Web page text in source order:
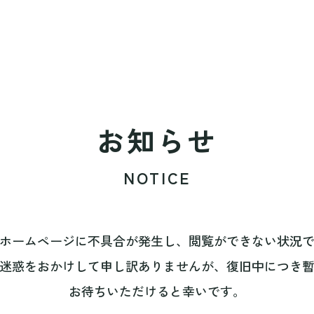
お知らせ
NOTICE
ームページに不具合が発生し、閲覧ができない状況で
惑をおかけして申し訳ありませんが、復旧中につき
お待ちいただけると幸いです。